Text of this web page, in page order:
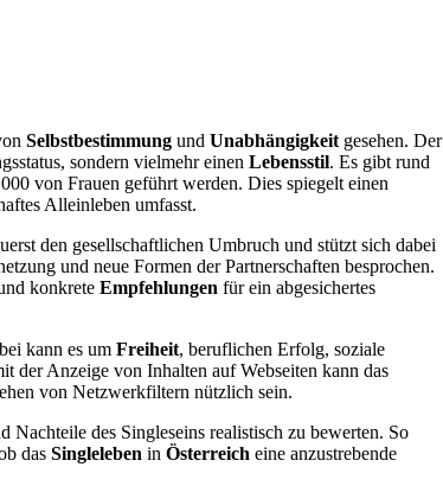
Selbstbestimmung und Unabhängigkeit gesehen. Der
sondern vielmehr einen Lebensstil. Es gibt rund
von Frauen geführt werden. Dies spiegelt einen
Alleinleben umfasst.
den gesellschaftlichen Umbruch und stützt sich dabei
und neue Formen der Partnerschaften besprochen.
konkrete Empfehlungen für ein abgesichertes
kann es um Freiheit, beruflichen Erfolg, soziale
der Anzeige von Inhalten auf Webseiten kann das
von Netzwerkfiltern nützlich sein.
Nachteile des Singleseins realistisch zu bewerten. So
das Singleleben in Österreich eine anzustrebende